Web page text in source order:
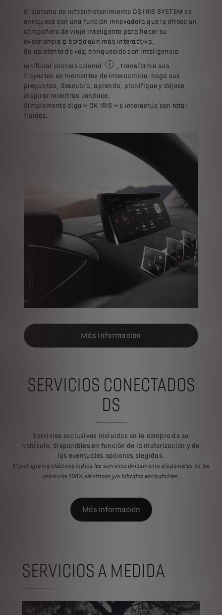
El sistema de infoentretenimiento DS IRIS SYSTEM se
enriquece con una función innovadora que le ofrece un
compañero de viaje inteligente para hacer su
experiencia a bordo aún más interactiva.​
Su asistente de voz, enriquecido con inteligencia
artificial conversacional
EN OPCIÓN: Esta funcionalidad de
, transforma sus
trayectos en momentos de intercambio: haga sus
preguntas, descubra, aprenda, planifique y déjese
inspirar mientras conduce.​
Simplemente diga « OK IRIS » e interactúe con total
fluidez.​
Más información
SERVICIOS CONECTADOS
DS
Servicios exclusivos incluidos en la compra de su
vehículo, disponibles en función de la motorización y de
las eventuales opciones elegidas.
El pictograma eléctrico indica los servicios únicamente disponibles en los
vehículos 100% eléctricos y/o híbridos enchufables.
Más información
SERVICIOS A MEDIDA